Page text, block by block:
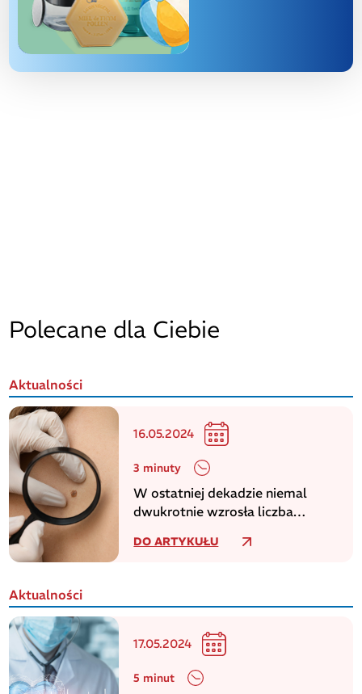
Polecane dla Ciebie
Aktualności
16.05.2024
3 minuty
W ostatniej dekadzie niemal
dwukrotnie wzrosła liczba
DO ARTYKUŁU
Aktualności
17.05.2024
5 minut